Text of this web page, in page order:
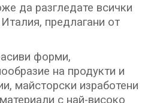
да разгледате всички
предлагани от
форми,
на продукти и
майсторски изработени
с най-високо